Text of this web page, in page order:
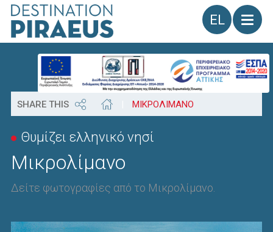
Γλώσσα
SHARE THIS ΜΙΚΡΟΛΙΜΑΝΟ
Θυμίζει ελληνικό νησί
Μικρολίμανο
Δείτε φωτογραφίες από το Μικρολίμανο.